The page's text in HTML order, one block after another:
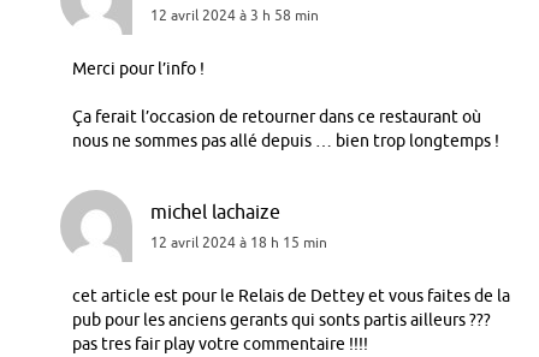
12 avril 2024 à 3 h 58 min
Merci pour l’info !
Ça ferait l’occasion de retourner dans ce restaurant où
nous ne sommes pas allé depuis … bien trop longtemps !
michel lachaize
12 avril 2024 à 18 h 15 min
cet article est pour le Relais de Dettey et vous faites de la
pub pour les anciens gerants qui sonts partis ailleurs ???
pas tres fair play votre commentaire !!!!